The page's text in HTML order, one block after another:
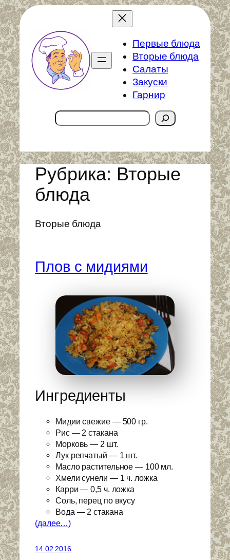
Перейти
к
содержимому
Первые блюда
Вторые блюда
Салаты
Закуски
Гарнир
Поиск
Рубрика: Вторые
блюда
Вторые блюда
Плов с мидиями
Ингредиенты
Мидии свежие — 500 гр.
Рис — 2 стакана
Морковь — 2 шт.
Лук репчатый — 1 шт.
Масло растительное — 100 мл.
Хмели сунели — 1 ч. ложка
Карри — 0,5 ч. ложка
Соль, перец по вкусу
Вода — 2 стакана
(далее…)
14.02.2016